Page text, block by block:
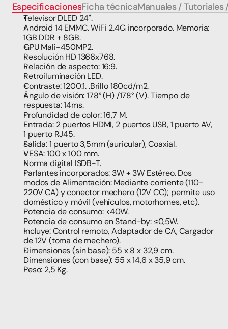
EspecificacionesFicha técnicaManuales / Tutoriales
Televisor DLED 24".
Android 14 EMMC. WiFi 2.4G incorporado. Memoria:
1GB DDR + 8GB.
GPU Mali-450MP2.
Resolución HD 1366x768.
Relación de aspecto: 16:9.
Retroiluminación LED.
Contraste: 1200:1. .Brillo 180cd/m2.
Ángulo de visión: 178° (H) /178° (V). Tiempo de
respuesta: 14ms.
Profundidad de color: 16,7 M.
Entrada: 2 puertos HDMI, 2 puertos USB, 1 puerto AV,
1 puerto RJ45.
Salida: 1 puerto 3,5mm (auricular), Coaxial.
VESA: 100 x 100 mm.
Norma digital ISDB-T.
Parlantes incorporados: 3W + 3W Estéreo. Dos
modos de Alimentación: Mediante corriente (110-
220V CA) y conector mechero (12V CC); permite uso
doméstico y móvil (vehículos, motorhomes, etc).
Potencia de consumo: <40W.
Potencia de consumo en Stand-by: ≤0,5W.
Incluye: Control remoto, Adaptador de CA, Cargador
de 12V (toma de mechero).
Dimensiones (sin base): 55 x 8 x 32,9 cm.
Dimensiones (con base): 55 x 14,6 x 35,9 cm.
Peso: 2,5 Kg.